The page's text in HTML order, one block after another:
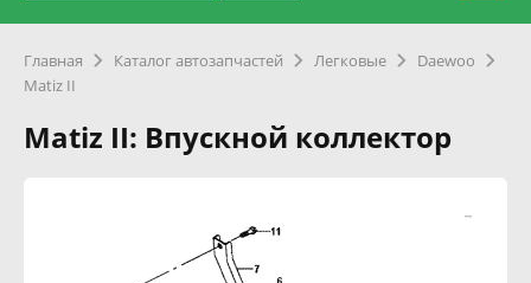
Главная Каталог автозапчастей Легковые
Daewoo
Matiz II
Matiz II: Впускной коллектор